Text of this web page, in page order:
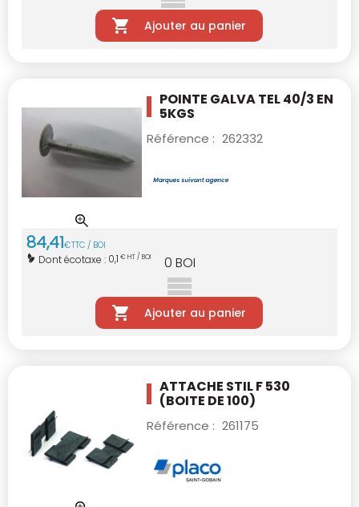
Ajouter au panier
POINTE GALVA TEL 40/3 EN
5KGS
Référence : 262332
84,41€TTC / BOI
Dont écotaxe : 0,1 € HT / BOI 0 BOI
Ajouter au panier
ATTACHE STIL F 530
(BOITE DE 100)
Référence : 261175